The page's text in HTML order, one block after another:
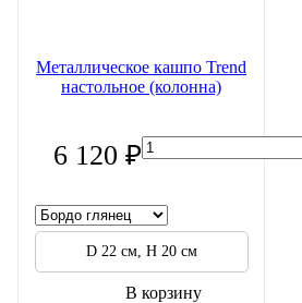
Металлическое кашпо Trend
настольное (колонна)
6 120 ₽
D 22 см, H 20 см
В корзину